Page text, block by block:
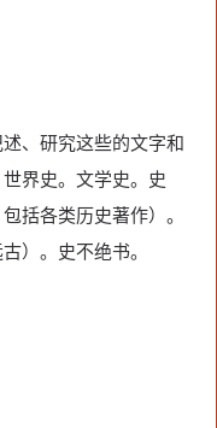
、研究这些的文字和
界史。文学史。史
括各类历史著作）。
）。史不绝书。